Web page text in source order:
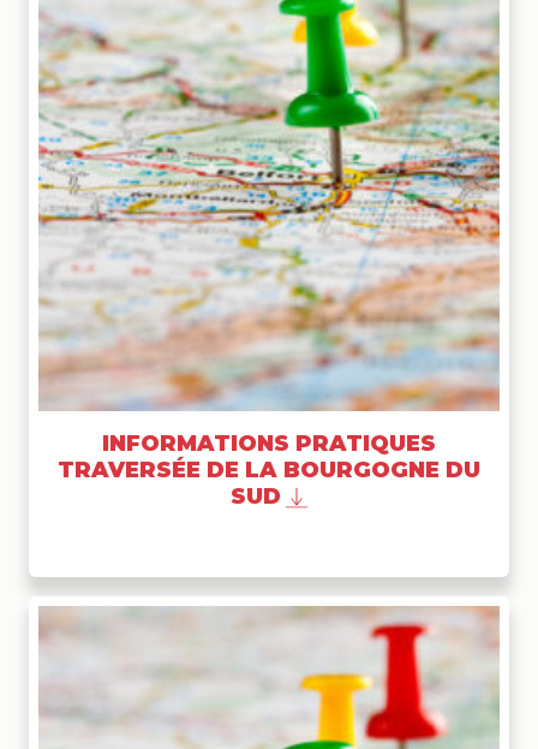
INFORMATIONS PRATIQUES
TRAVERSÉE DE LA BOURGOGNE DU
SUD